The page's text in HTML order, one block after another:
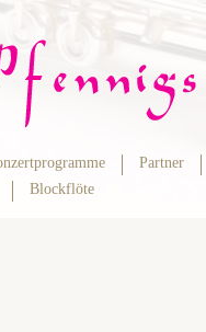
Partner
Blockflöte